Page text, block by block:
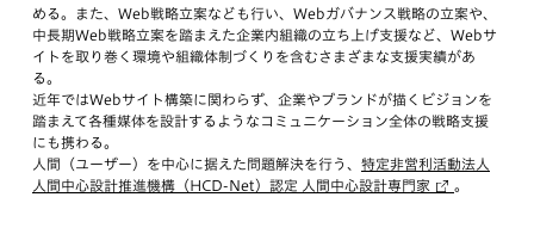
める。また、Web戦略立案なども行い、Webガバナンス戦略の立案や、
中長期Web戦略立案を踏まえた企業内組織の立ち上げ支援など、Webサ
イトを取り巻く環境や組織体制づくりを含むさまざまな支援実績があ
る。
近年ではWebサイト構築に関わらず、企業やブランドが描くビジョンを
踏まえて各種媒体を設計するようなコミュニケーション全体の戦略支援
にも携わる。
人間（ユーザー）を中心に据えた問題解決を行う、 特定非営利活動法人
人間中心設計推進機構（HCD-Net）認定 人間中心設計専門家
。